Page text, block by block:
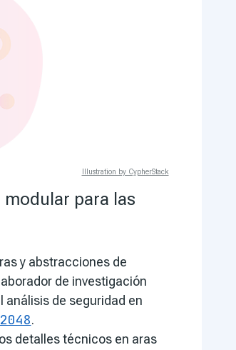
Illustration by CypherStack
para las
y abstracciones de
de investigación
análisis de seguridad en
.
detalles técnicos en aras